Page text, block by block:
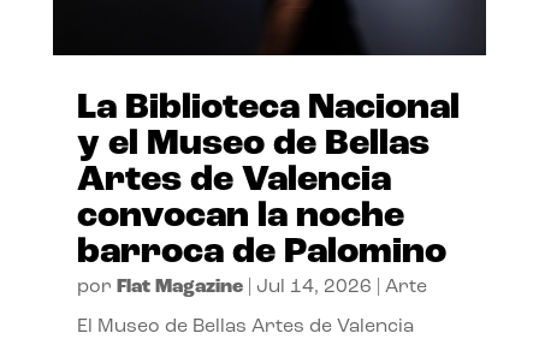
La Biblioteca Nacional
y el Museo de Bellas
Artes de Valencia
convocan la noche
barroca de Palomino
por Flat Magazine| Jul 14, 2026 Arte
El Museo de Bellas Artes de Valencia